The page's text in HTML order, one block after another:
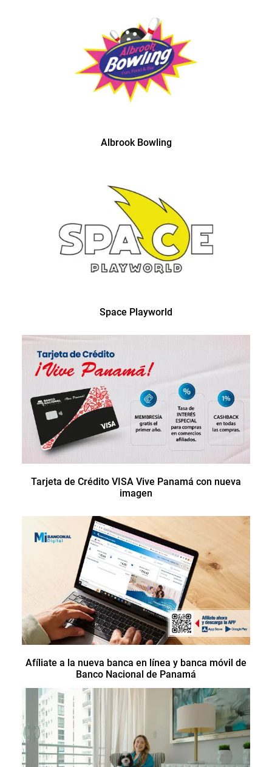
Albrook Bowling
Space Playworld
Tarjeta de Crédito VISA Vive Panamá con nueva
imagen
Afíliate a la nueva banca en línea y banca móvil de
Banco Nacional de Panamá